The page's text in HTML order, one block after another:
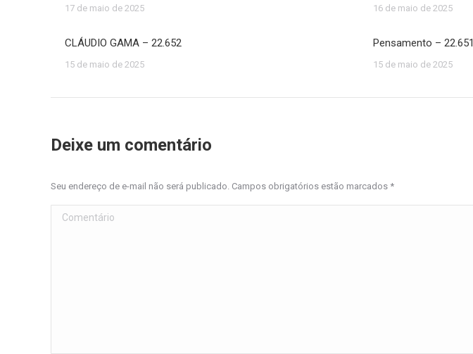
17 de maio de 2025 16 de maio de 2025
CLÁUDIO GAMA – 22.652
15 de maio de 2025
Pensamento – 22.651
15 de maio de 2025
Deixe um comentário
Seu endereço de e-mail não será publicado. Campos obrigatórios estão marcados *
Comentário